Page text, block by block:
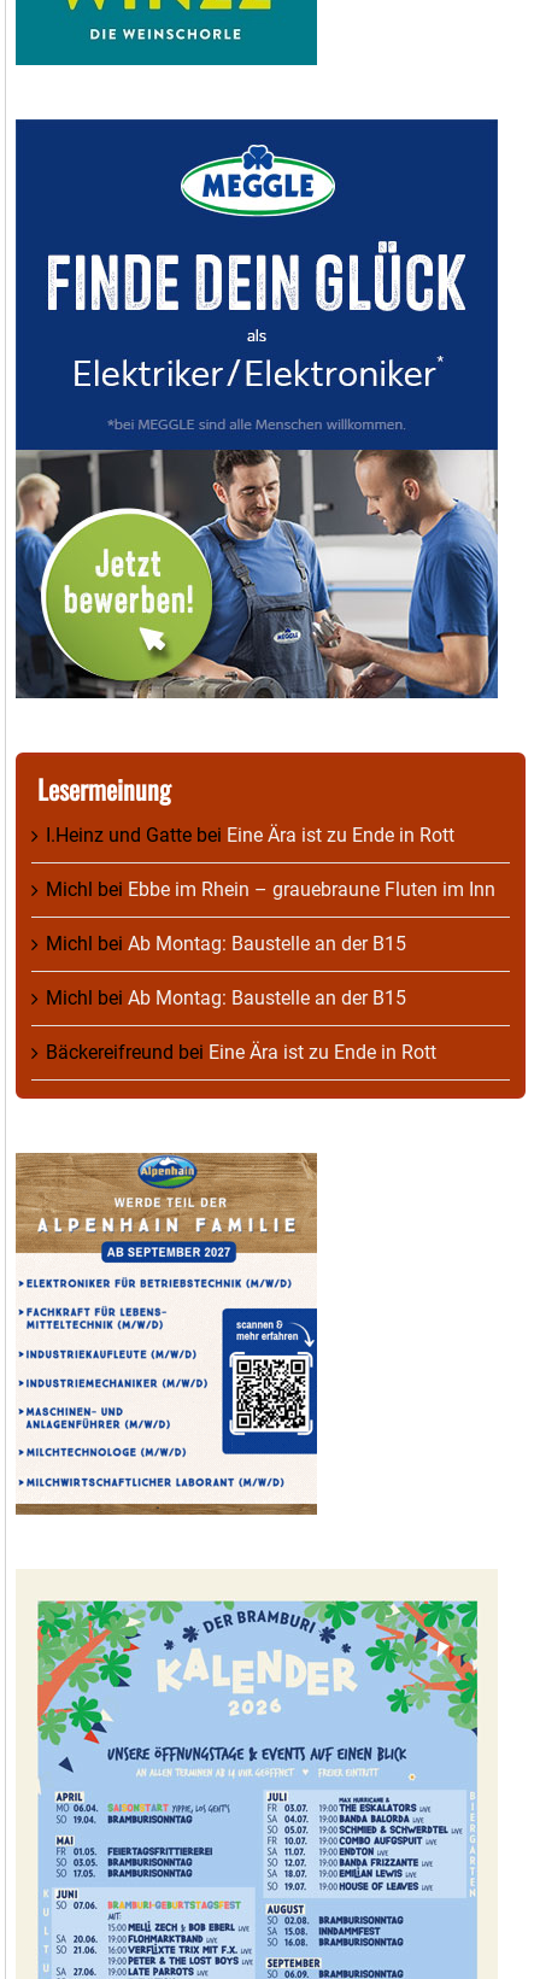
Lesermeinung
I.Heinz und Gatte bei Eine Ära ist zu Ende in Rott
Michl bei Ebbe im Rhein – grauebraune Fluten im Inn
Michl bei Ab Montag: Baustelle an der B15
Michl bei Ab Montag: Baustelle an der B15
Bäckereifreund bei Eine Ära ist zu Ende in Rott